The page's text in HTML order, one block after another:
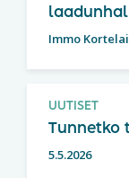
Immo
UUTISET
Tunnetko
5.5.2026